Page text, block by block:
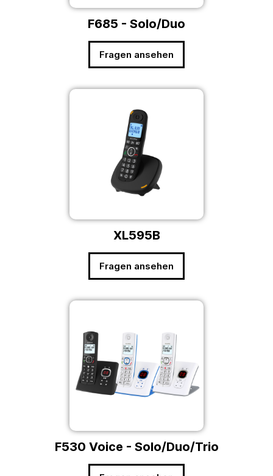
F685 - Solo/Duo
Fragen ansehen
XL595B
Fragen ansehen
F530 Voice - Solo/Duo/Trio